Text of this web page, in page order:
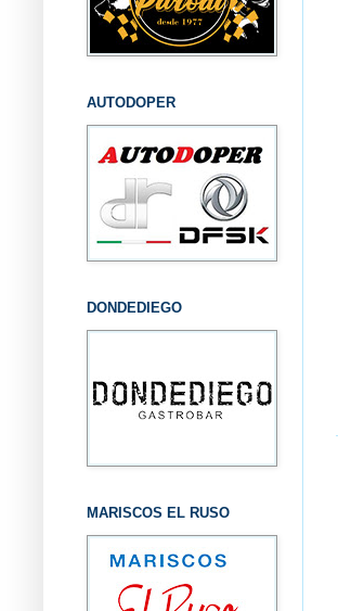
AUTODOPER
DONDEDIEGO
MARISCOS EL RUSO